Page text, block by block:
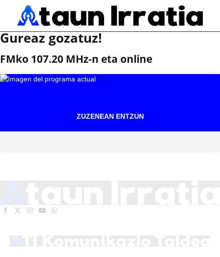
Gureaz gozatuz!
FMko 107.20 MHz-n eta online
ZUZENEAN ENTZUN
Facebook
X
Instagram
YouTubeWhatsApp